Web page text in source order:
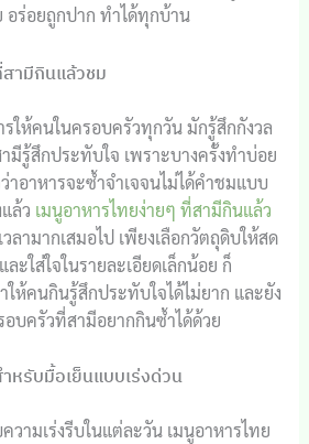
อร่อยถูกปาก ทำได้ทุกบ้าน
สามีกินแล้วชม
ให้คนในครอบครัวทุกวัน มักรู้สึกกังวล
มีรู้สึกประทับใจ เพราะบางครั้งทำบ่อย
าอาหารจะซ้ำจำเจจนไม่ได้คำชมแบบ
ล้ว เมนูอาหารไทยง่ายๆ ที่สามีกินแล้ว
ลามากเสมอไป เพียงเลือกวัตถุดิบให้สด
ะใส่ใจในรายละเอียดเล็กน้อย ก็
ห้คนกินรู้สึกประทับใจได้ไม่ยาก และยัง
อบครัวที่สามีอยากกินซ้ำได้ด้วย
ำหรับมื้อเย็นแบบเร่งด่วน
ามเร่งรีบในแต่ละวัน เมนูอาหารไทย